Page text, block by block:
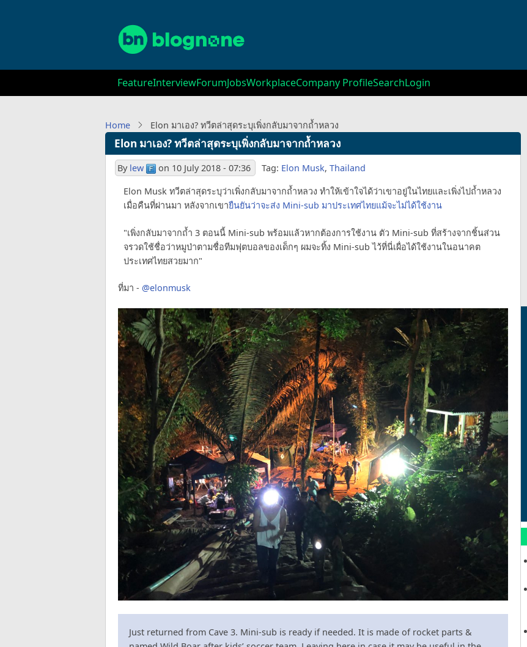
Main
navigation
FeatureInterviewForumJobsWorkplaceCompany ProfileSearchLogin
Home Elon มาเอง? ทวีตล่าสุดระบุเพิ่งกลับมาจากถ้ำหลวง
Elon มาเอง? ทวีตล่าสุดระบุเพิ่งกลับมาจากถ้ำหลวง
By lew on 10 July 2018 - 07:36 Tag: Elon Musk, Thailand
Elon Musk ทวีตล่าสุดระบุว่าเพิ่งกลับมาจากถ้ำหลวง ทำให้เข้าใจได้ว่าเขาอยู่ในไทยและเพิ่งไปถ้ำหลวง
เมื่อคืนที่ผ่านมา หลังจากเขายืนยันว่าจะส่ง Mini-sub มาประเทศไทยแม้จะไม่ได้ใช้งาน
"เพิ่งกลับมาจากถ้ำ 3 ตอนนี้ Mini-sub พร้อมแล้วหากต้องการใช้งาน ตัว Mini-sub ที่สร้างจากชิ้นส่วน
จรวดใช้ชื่อว่าหมูป่าตามชื่อทีมฟุตบอลของเด็กๆ ผมจะทิ้ง Mini-sub ไว้ที่นี่เผื่อได้ใช้งานในอนาคต
ประเทศไทยสวยมาก"
ที่มา - @elonmusk
Just returned from Cave 3. Mini-sub is ready if needed. It is made of rocket parts &